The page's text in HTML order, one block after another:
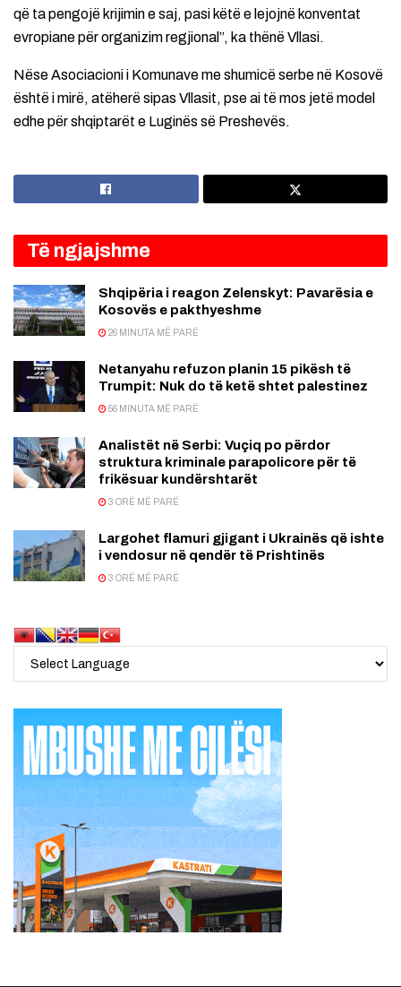
që ta pengojë krijimin e saj, pasi këtë e lejojnë konventat
evropiane për organizim regjional”, ka thënë Vllasi.
Nëse Asociacioni i Komunave me shumicë serbe në Kosovë
është i mirë, atëherë sipas Vllasit, pse ai të mos jetë model
edhe për shqiptarët e Luginës së Preshevës.
Të ngjajshme
Shqipëria i reagon Zelenskyt: Pavarësia e
Kosovës e pakthyeshme
26 MINUTA MË PARË
Netanyahu refuzon planin 15 pikësh të
Trumpit: Nuk do të ketë shtet palestinez
56 MINUTA MË PARË
Analistët në Serbi: Vuçiq po përdor
struktura kriminale parapolicore për të
frikësuar kundërshtarët
3 ORË MË PARË
Largohet flamuri gjigant i Ukrainës që ishte
i vendosur në qendër të Prishtinës
3 ORË MË PARË